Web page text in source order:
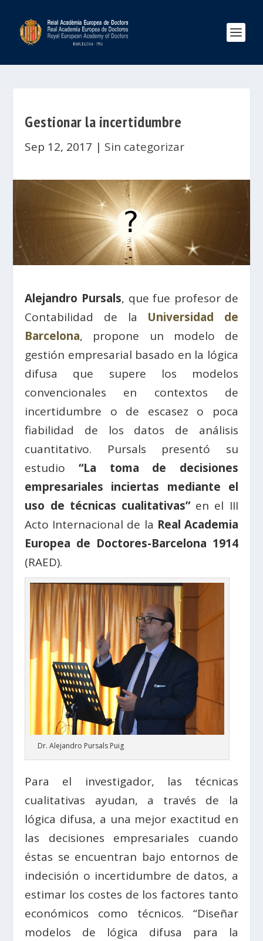
Gestionar la incertidumbre
Sep 12, 2017 | Sin categorizar
Alejandro Pursals, que fue profesor de
Contabilidad de la Universidad de
Barcelona, propone un modelo de
gestión empresarial basado en la lógica
difusa que supere los modelos
convencionales en contextos de
incertidumbre o de escasez o poca
fiabilidad de los datos de análisis
cuantitativo. Pursals presentó su
estudio “La toma de decisiones
empresariales inciertas mediante el
uso de técnicas cualitativas”en el III
Acto Internacional de la Real Academia
Europea de Doctores-Barcelona 1914
(RAED).
Dr. Alejandro Pursals Puig
Para el investigador, las técnicas
cualitativas ayudan, a través de la
lógica difusa, a una mejor exactitud en
las decisiones empresariales cuando
éstas se encuentran bajo entornos de
indecisión o incertidumbre de datos, a
estimar los costes de los factores tanto
económicos como técnicos. “Diseñar
modelos de lógica difusa para la